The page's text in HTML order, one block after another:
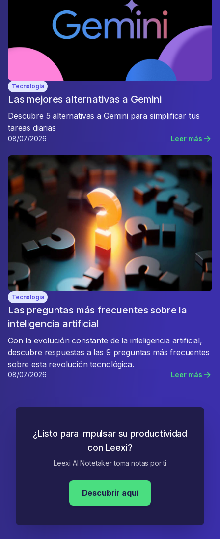
Tecnologia
Las mejores alternativas a Gemini
Descubre 5 alternativas a Gemini para simplificar tus
tareas diarias
08/07/2026 Leer más
Tecnologia
Las preguntas más frecuentes sobre la
inteligencia artificial
Con la evolución constante de la inteligencia artificial,
descubre respuestas a las 9 preguntas más frecuentes
sobre esta revolución tecnológica.
08/07/2026 Leer más
¿Listo para impulsar su productividad
con Leexi?
Leexi AI Notetaker toma notas por ti
Descubrir aquí